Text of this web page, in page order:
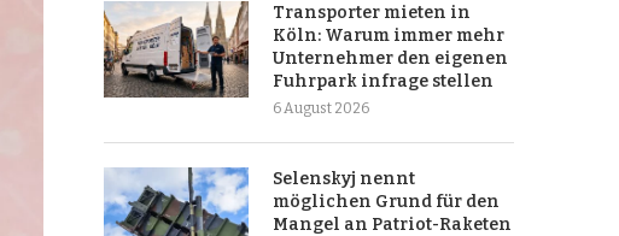
Transporter mieten in
Köln: Warum immer mehr
Unternehmer den eigenen
Fuhrpark infrage stellen
6 August 2026
Selenskyj nennt
möglichen Grund für den
Mangel an Patriot-Raketen